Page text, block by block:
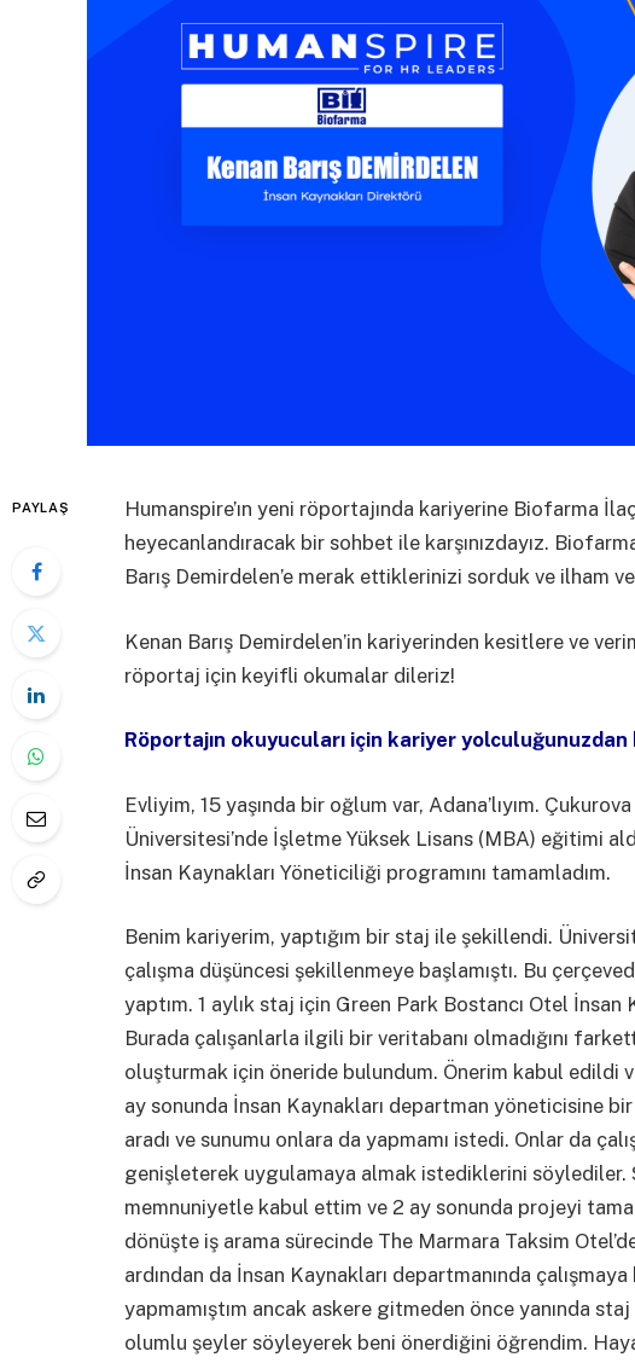
PAYLAŞ
Humanspire’ın yeni röportajında kariyerine Biofarma
heyecanlandıracak bir sohbet ile karşınızdayız.
Barış Demirdelen’e merak ettiklerinizi sorduk ve ilham
Kenan Barış Demirdelen’in kariyerinden kesitlere ve
röportaj için keyifli okumalar dileriz!
Röportajın okuyucuları için kariyer
Evliyim, 15 yaşında bir oğlum var, Adana’lıyım.
Üniversitesi’nde İşletme Yüksek Lisans (MBA) eğitimi
İnsan Kaynakları Yöneticiliği programını tamamladım.
Benim kariyerim, yaptığım bir staj ile şekillendi.
çalışma düşüncesi şekillenmeye başlamıştı. Bu
yaptım. 1 aylık staj için Green Park Bostancı Otel İnsan
Burada çalışanlarla ilgili bir veritabanı olmadığını
oluşturmak için öneride bulundum. Önerim kabul edildi
ay sonunda İnsan Kaynakları departman yöneticisine
aradı ve sunumu onlara da yapmamı istedi. Onlar da
genişleterek uygulamaya almak istediklerini söylediler.
memnuniyetle kabul ettim ve 2 ay sonunda projeyi
dönüşte iş arama sürecinde The Marmara Taksim
ardından da İnsan Kaynakları departmanında
yapmamıştım ancak askere gitmeden önce yanında
olumlu şeyler söyleyerek beni önerdiğini öğrendim.